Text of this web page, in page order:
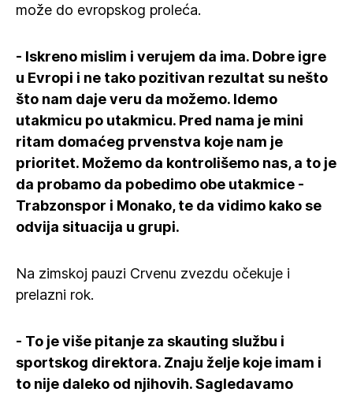
može do evropskog proleća.
- Iskreno mislim i verujem da ima. Dobre igre
u Evropi i ne tako pozitivan rezultat su nešto
što nam daje veru da možemo. Idemo
utakmicu po utakmicu. Pred nama je mini
ritam domaćeg prvenstva koje nam je
prioritet. Možemo da kontrolišemo nas, a to je
da probamo da pobedimo obe utakmice -
Trabzonspor i Monako, te da vidimo kako se
odvija situacija u grupi.
Na zimskoj pauzi Crvenu zvezdu očekuje i
prelazni rok.
- To je više pitanje za skauting službu i
sportskog direktora. Znaju želje koje imam i
to nije daleko od njihovih. Sagledavamo